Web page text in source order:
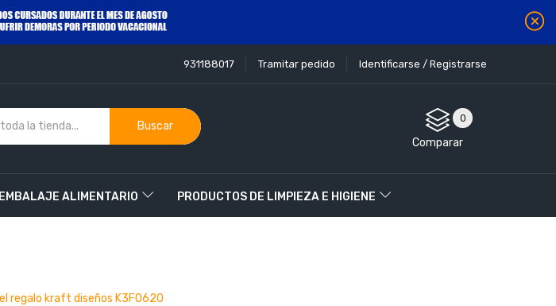
Identificarse / Registrarse
Tramitar pedido
931188017
Buscar
0
Comparar
EMBALAJE ALIMENTARIO PRODUCTOS DE LIMPIEZA E HIGIENE
regalo kraft diseños K3F0620